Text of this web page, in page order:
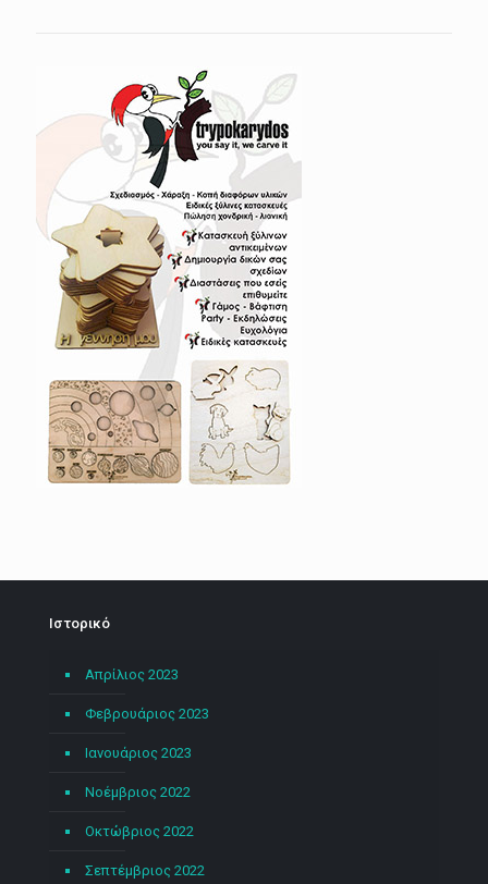
Ιστορικό
Απρίλιος 2023
Φεβρουάριος 2023
Ιανουάριος 2023
Νοέμβριος 2022
Οκτώβριος 2022
Σεπτέμβριος 2022